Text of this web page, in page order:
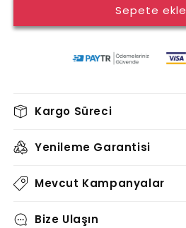
-
TABLO
-
için
Sepete ekle
Kargo Süreci
Yenileme Garantisi
Mevcut Kampanyalar
Bize Ulaşın